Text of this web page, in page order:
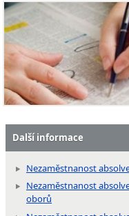
Další informace
Nezaměstnanost
Nezaměstnanost
oborů